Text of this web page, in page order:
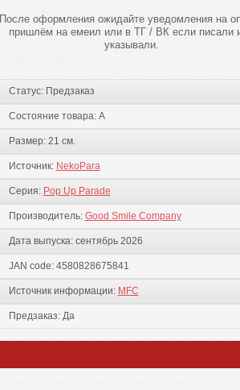
После оформления ожидайте уведомления на
пришлём на емеил или в ТГ / ВК если писали
указывали.
Статус: Предзаказ
Состояние товара: А
Размер: 21 см.
Источник: NekoPara
Серия: Pop Up Parade
Производитель: Good Smile Company
Дата выпуска: сентябрь 2026
JAN code: 4580828675841
Источник информации: MFC
Предзаказ: Да